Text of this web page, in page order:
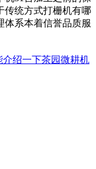
传统方式打栅机有哪
体系本着信誉品质服
介绍一下茶园微耕机